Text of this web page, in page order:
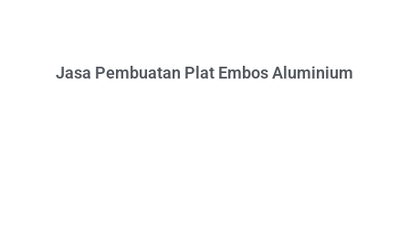
Jasa Pembuatan Plat Embos Aluminium